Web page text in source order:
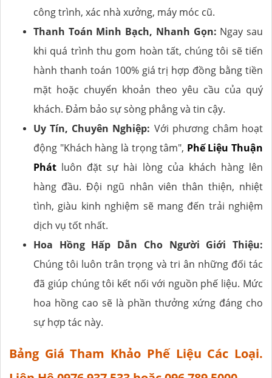
công trình, xác nhà xưởng, máy móc cũ.
Thanh Toán Minh Bạch, Nhanh Gọn: Ngay sau
khi quá trình thu gom hoàn tất, chúng tôi sẽ tiến
hành thanh toán 100% giá trị hợp đồng bằng tiền
mặt hoặc chuyển khoản theo yêu cầu của quý
khách. Đảm bảo sự sòng phẳng và tin cậy.
Uy Tín, Chuyên Nghiệp: Với phương châm hoạt
động "Khách hàng là trọng tâm", Phế Liệu Thuận
Phát luôn đặt sự hài lòng của khách hàng lên
hàng đầu. Đội ngũ nhân viên thân thiện, nhiệt
tình, giàu kinh nghiệm sẽ mang đến trải nghiệm
dịch vụ tốt nhất.
Hoa Hồng Hấp Dẫn Cho Người Giới Thiệu:
Chúng tôi luôn trân trọng và tri ân những đối tác
đã giúp chúng tôi kết nối với nguồn phế liệu. Mức
hoa hồng cao sẽ là phần thưởng xứng đáng cho
sự hợp tác này.
Bảng Giá Tham Khảo Phế Liệu Các Loại.